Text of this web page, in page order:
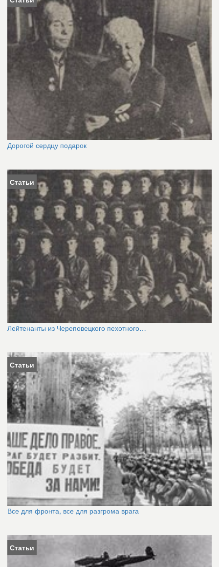
Дорогой сердцу подарок
Статьи
Лейтенанты из Череповецкого пехотного…
Статьи
Все для фронта, все для разгрома врага
Статьи